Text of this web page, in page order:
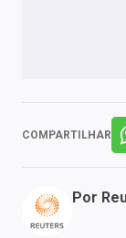
COMPARTILHAR
Por